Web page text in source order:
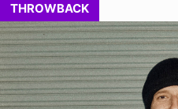
THROWBACK